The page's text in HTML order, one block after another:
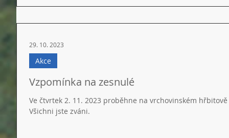
Vzpomínka na zesnulé
Ve čtvrtek 2. 11. 2023 proběhne na vrchovinském
Všichni jste zváni.
Akce
29. 10. 2023